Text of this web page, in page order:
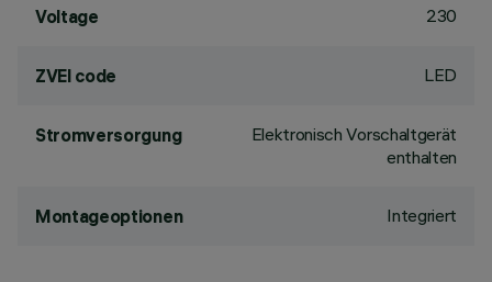
Voltage 230
ZVEI code LED
Stromversorgung
Elektronisch Vorschaltgerät
enthalten
Montageoptionen Integriert